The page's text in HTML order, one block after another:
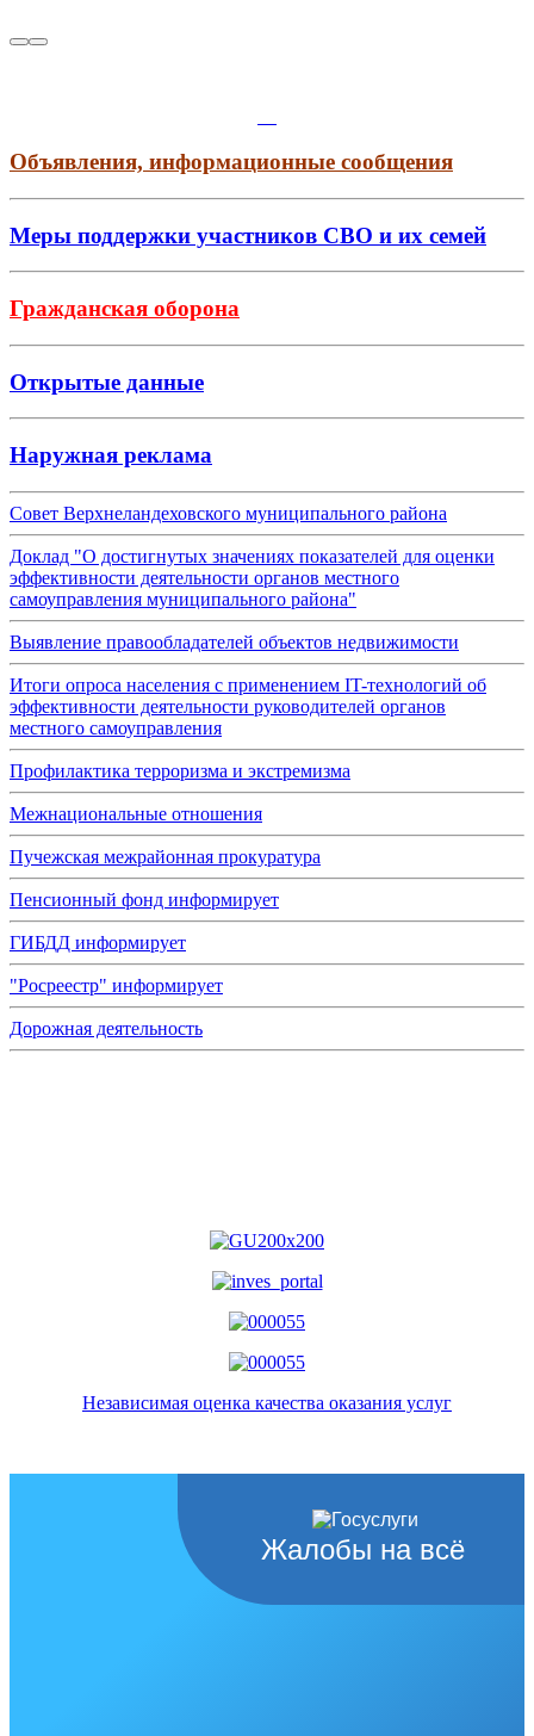
Объявления, информационные сообщения
Меры поддержки участников СВО и их семей
Гражданская оборона
Открытые данные
Наружная реклама
Совет Верхнеландеховского муниципального района
Доклад "О достигнутых значениях показателей для оценки
эффективности деятельности органов местного
самоуправления муниципального района"
Выявление правообладателей объектов недвижимости
Итоги опроса населения с применением IT-технологий об
эффективности деятельности руководителей органов
местного самоуправления
Профилактика терроризма и экстремизма
Межнациональные отношения
Пучежская межрайонная прокуратура
Пенсионный фонд информирует
ГИБДД информирует
"Росреестр" информирует
Дорожная деятельность
Независимая оценка качества оказания услуг
Жалобы на всё